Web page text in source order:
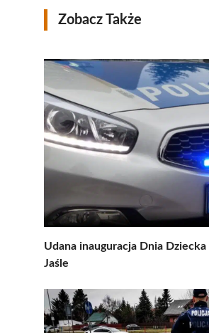
Zobacz Także
Udana inauguracja Dnia
Jaśle